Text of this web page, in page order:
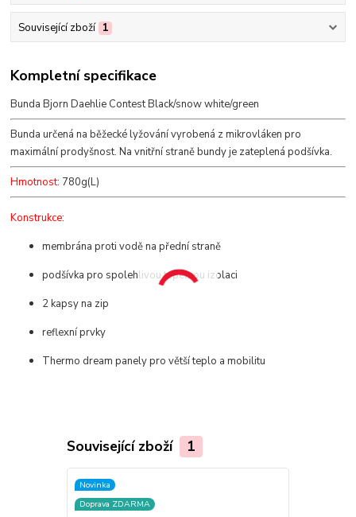
Související zboží 1
Kompletní specifikace
Bunda Bjorn Daehlie Contest Black/snow white/green
Bunda určená na běžecké lyžování vyrobená z mikrovláken pro
maximální prodyšnost. Na vnitřní straně bundy je zateplená podšívka.
Hmotnost: 780g(L)
Konstrukce:
membrána proti vodě na přední straně
podšívka pro spolehlivou tepelnou izolaci
2 kapsy na zip
reflexní prvky
Thermo dream panely pro větší teplo a mobilitu
Související zboží 1
Novinka
Doprava ZDARMA